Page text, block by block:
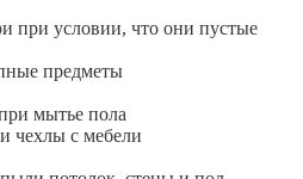
условии, что они пустые
предметы
мытье пола
чехлы с мебели